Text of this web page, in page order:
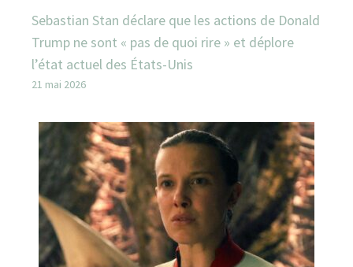
Sebastian Stan déclare que les actions de Donald
Trump ne sont « pas de quoi rire » et déplore
l’état actuel des États-Unis
21 mai 2026